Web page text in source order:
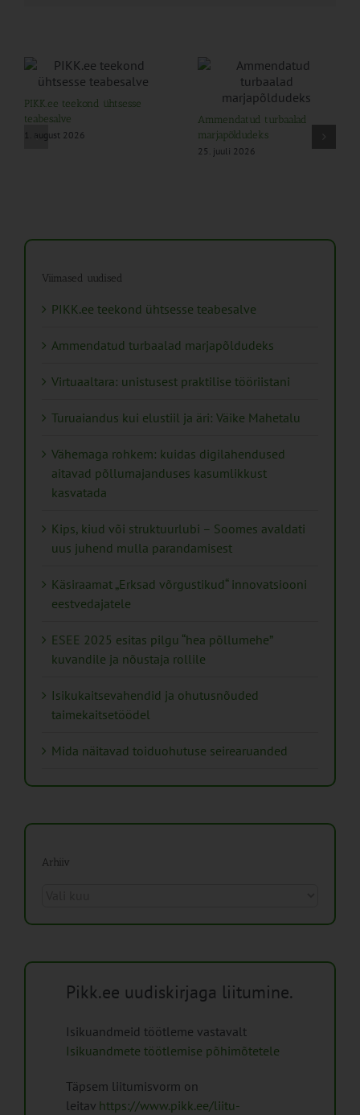
PIKK.ee teekond ühtsesse
teabesalve
1. august 2026
Ammendatud turbaalad
marjapõldudeks
25. juuli 2026
Viimased uudised
PIKK.ee teekond ühtsesse teabesalve
Ammendatud turbaalad marjapõldudeks
Virtuaaltara: unistusest praktilise tööriistani
Turuaiandus kui elustiil ja äri: Väike Mahetalu
Vähemaga rohkem: kuidas digilahendused
aitavad põllumajanduses kasumlikkust
kasvatada
Kips, kiud või struktuurlubi – Soomes avaldati
uus juhend mulla parandamisest
Käsiraamat „Erksad võrgustikud“ innovatsiooni
eestvedajatele
ESEE 2025 esitas pilgu “hea põllumehe”
kuvandile ja nõustaja rollile
Isikukaitsevahendid ja ohutusnõuded
taimekaitsetöödel
Mida näitavad toiduohutuse seirearuanded
Arhiiv
Pikk.ee uudiskirjaga liitumine.
Isikuandmeid töötleme vastavalt
Isikuandmete töötlemise põhimõtetele
Täpsem liitumisvorm on
leitav https://www.pikk.ee/liitu-